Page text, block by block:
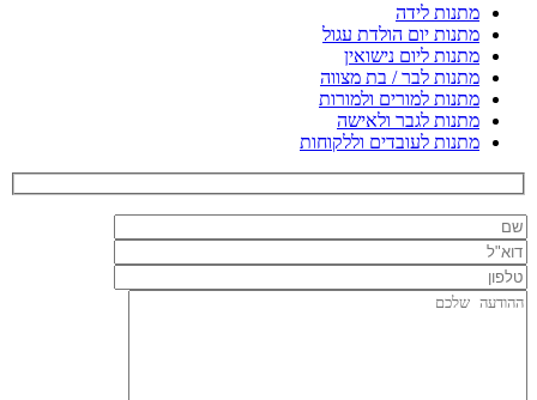
מתנות לידה
מתנות יום הולדת עגול
מתנות ליום נישואין
מתנות לבר / בת מצווה
מתנות למורים ולמורות
מתנות לגבר ולאישה
מתנות לעובדים וללקוחות